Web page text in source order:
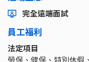
完全遠端面試
員工福利
法定項目
勞保、健保、特別休假